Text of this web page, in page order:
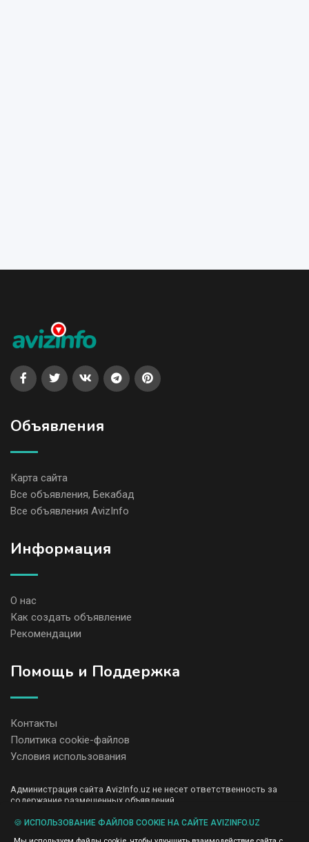
Объявления
Карта сайта
Все объявления, Бекабад
Все объявления AvizInfo
Информация
О нас
Как создать объявление
Рекомендации
Помощь и Поддержка
Контакты
Политика cookie-файлов
Условия использования
Администрация сайта AvizInfo.uz не несет ответственность за
содержание размещенных объявлений.
передаем и не продаем личную информацию зарегистрированных
🍪 ИСПОЛЬЗОВАНИЕ ФАЙЛОВ COOKIE НА САЙТЕ AVIZINFO.UZ